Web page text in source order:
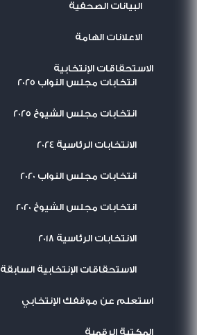
البيانات الصحفية
الاعلانات الهامة
الاستحقاقات الإنتخابية
انتخابات مجلس النواب 2025
انتخابات مجلس الشيوخ 2025
الانتخابات الرئاسية 2024
انتخابات مجلس النواب 2020
انتخابات مجلس الشيوخ 2020
الانتخابات الرئاسية 2018
الاستحقاقات الإنتخابية السابقة
استعلم عن موقفك الإنتخابي
المكتبة الرقمية